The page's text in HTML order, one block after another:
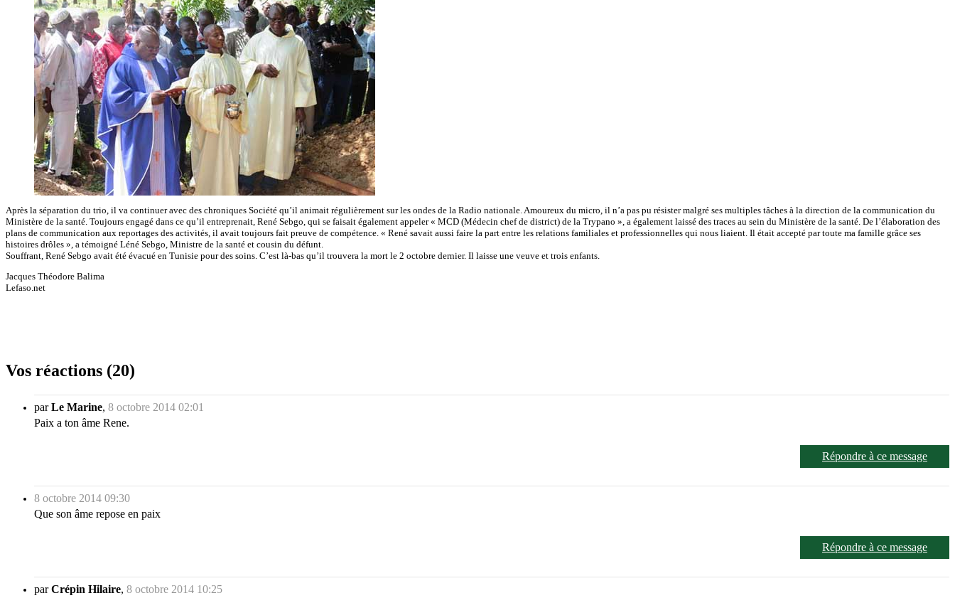
Après la séparation du trio, il va continuer avec des chroniques Société qu’il animait régulièrement sur les ondes de la Radio nationale. Amoureux du micro, il n’a pas pu résister malgré ses multiples tâches à la direction de la communication du
Ministère de la santé. Toujours engagé dans ce qu’il entreprenait, René Sebgo, qui se faisait également appeler « MCD (Médecin chef de district) de la Trypano », a également laissé des traces au sein du Ministère de la santé. De l’élaboration des
plans de communication aux reportages des activités, il avait toujours fait preuve de compétence. « René savait aussi faire la part entre les relations familiales et professionnelles qui nous liaient. Il était accepté par toute ma famille grâce ses
histoires drôles », a témoigné Léné Sebgo, Ministre de la santé et cousin du défunt.
Souffrant, René Sebgo avait été évacué en Tunisie pour des soins. C’est là-bas qu’il trouvera la mort le 2 octobre dernier. Il laisse une veuve et trois enfants.
Jacques Théodore Balima
Lefaso.net
Vos réactions (20)
parLe Marine, 8 octobre 2014 02:01
Paix a ton âme Rene.
Répondre à ce message
8 octobre 2014 09:30
Que son âme repose en paix
Répondre à ce message
parCrépin Hilaire, 8 octobre 2014 10:25